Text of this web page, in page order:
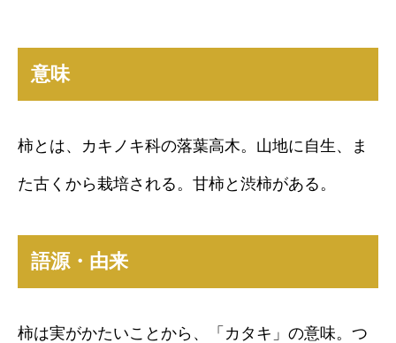
意味
柿とは、カキノキ科の落葉高木。山地に自生、ま
た古くから栽培される。甘柿と渋柿がある。
語源・由来
柿は実がかたいことから、「カタキ」の意味。つ